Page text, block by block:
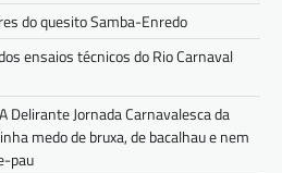
do quesito Samba-Enredo
ensaios técnicos do Rio Carnaval
Delirante Jornada Carnavalesca da
medo de bruxa, de bacalhau e nem
pau